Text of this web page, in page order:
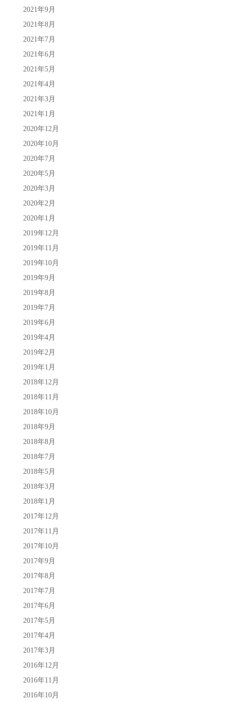
2021年9月
2021年8月
2021年7月
2021年6月
2021年5月
2021年4月
2021年3月
2021年1月
2020年12月
2020年10月
2020年7月
2020年5月
2020年3月
2020年2月
2020年1月
2019年12月
2019年11月
2019年10月
2019年9月
2019年8月
2019年7月
2019年6月
2019年4月
2019年2月
2019年1月
2018年12月
2018年11月
2018年10月
2018年9月
2018年8月
2018年7月
2018年5月
2018年3月
2018年1月
2017年12月
2017年11月
2017年10月
2017年9月
2017年8月
2017年7月
2017年6月
2017年5月
2017年4月
2017年3月
2016年12月
2016年11月
2016年10月